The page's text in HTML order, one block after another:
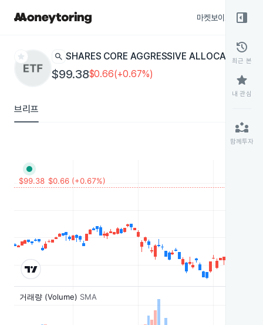
마켓보이스
star search ISHARES CORE AGGRESSIVE ALLOCATION AOA
$99.38$0.66(+0.67%)
브리프
right_panel_open
history
최근 본
star
내 관심
partner_exchange
함께투자